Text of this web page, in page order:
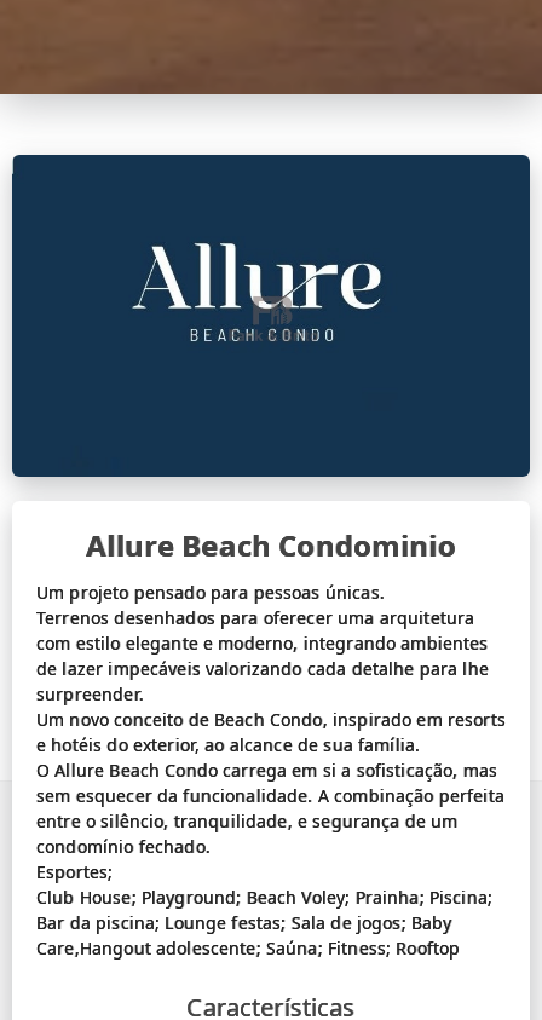
Allure Beach Condominio
Um projeto pensado para pessoas únicas.
Terrenos desenhados para oferecer uma arquitetura
com estilo elegante e moderno, integrando ambientes
de lazer impecáveis valorizando cada detalhe para lhe
surpreender.
Um novo conceito de Beach Condo, inspirado em resorts
e hotéis do exterior, ao alcance de sua família.
O Allure Beach Condo carrega em si a sofisticação, mas
sem esquecer da funcionalidade. A combinação perfeita
entre o silêncio, tranquilidade, e segurança de um
condomínio fechado.
Esportes;
Club House; Playground; Beach Voley; Prainha; Piscina;
Bar da piscina; Lounge festas; Sala de jogos; Baby
Características